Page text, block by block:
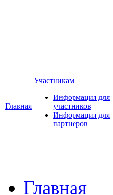
Главная
Участникам
Информация для
участников
Информация для
партнеров
Главная